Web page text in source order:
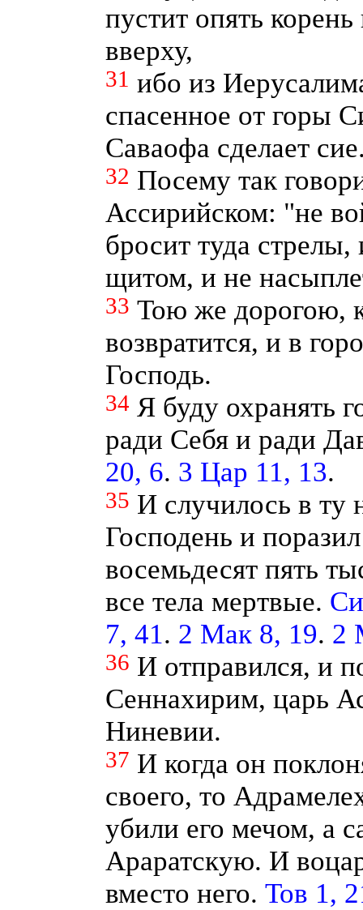
пустит опять
вверху,
31 ибо из
спасенное от горы
Саваофа сделает
32 Посему так
Ассирийском: "не
бросит туда
щитом, и не
33 Тою же дорогою,
возвратится, и в
Господь.
34 Я буду охранять
ради Себя и ради
20, 6. 3 Цар 11, 13.
35 И случилось в ту
Господень и
восемьдесят пять
все тела мертвые.
7, 41. 2 Мак 8, 19. 2
36 И отправился, и
Сеннахирим, царь
Ниневии.
37 И когда он
своего, то
убили его мечом, а
Араратскую. И
вместо него. Тов 1,